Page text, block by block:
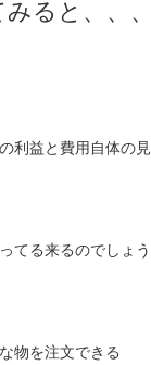
ると、、
利益と費用自体の
てる来るのでしょ
物を注文できる